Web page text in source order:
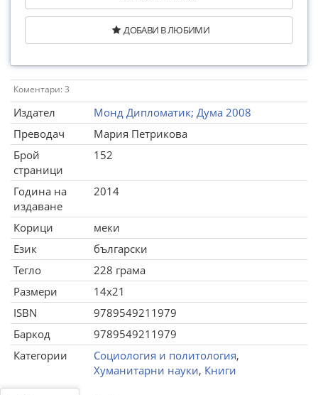
ДОБАВИ В ЛЮБИМИ
Коментари: 3
Издател
Монд Дипломатик; Дума 2008
Преводач
Мария Петрикова
Брой
страници
152
Година на
издаване
2014
Корици
меки
Език
български
Тегло
228 грама
Размери
14x21
ISBN
9789549211979
Баркод
9789549211979
Категории
Социология и политология,
Хуманитарни науки, Книги